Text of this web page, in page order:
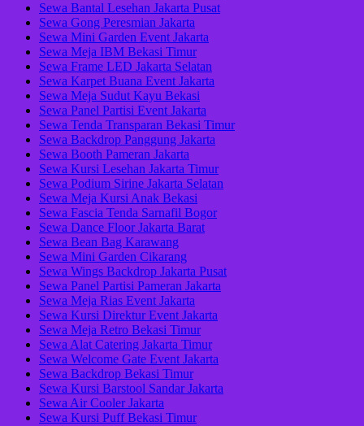
Sewa Bantal Lesehan Jakarta Pusat
Sewa Gong Peresmian Jakarta
Sewa Mini Garden Event Jakarta
Sewa Meja IBM Bekasi Timur
Sewa Frame LED Jakarta Selatan
Sewa Karpet Buana Event Jakarta
Sewa Meja Sudut Kayu Bekasi
Sewa Panel Partisi Event Jakarta
Sewa Tenda Transparan Bekasi Timur
Sewa Backdrop Panggung Jakarta
Sewa Booth Pameran Jakarta
Sewa Kursi Lesehan Jakarta Timur
Sewa Podium Sirine Jakarta Selatan
Sewa Meja Kursi Anak Bekasi
Sewa Fascia Tenda Sarnafil Bogor
Sewa Dance Floor Jakarta Barat
Sewa Bean Bag Karawang
Sewa Mini Garden Cikarang
Sewa Wings Backdrop Jakarta Pusat
Sewa Panel Partisi Pameran Jakarta
Sewa Meja Rias Event Jakarta
Sewa Kursi Direktur Event Jakarta
Sewa Meja Retro Bekasi Timur
Sewa Alat Catering Jakarta Timur
Sewa Welcome Gate Event Jakarta
Sewa Backdrop Bekasi Timur
Sewa Kursi Barstool Sandar Jakarta
Sewa Air Cooler Jakarta
Sewa Kursi Puff Bekasi Timur